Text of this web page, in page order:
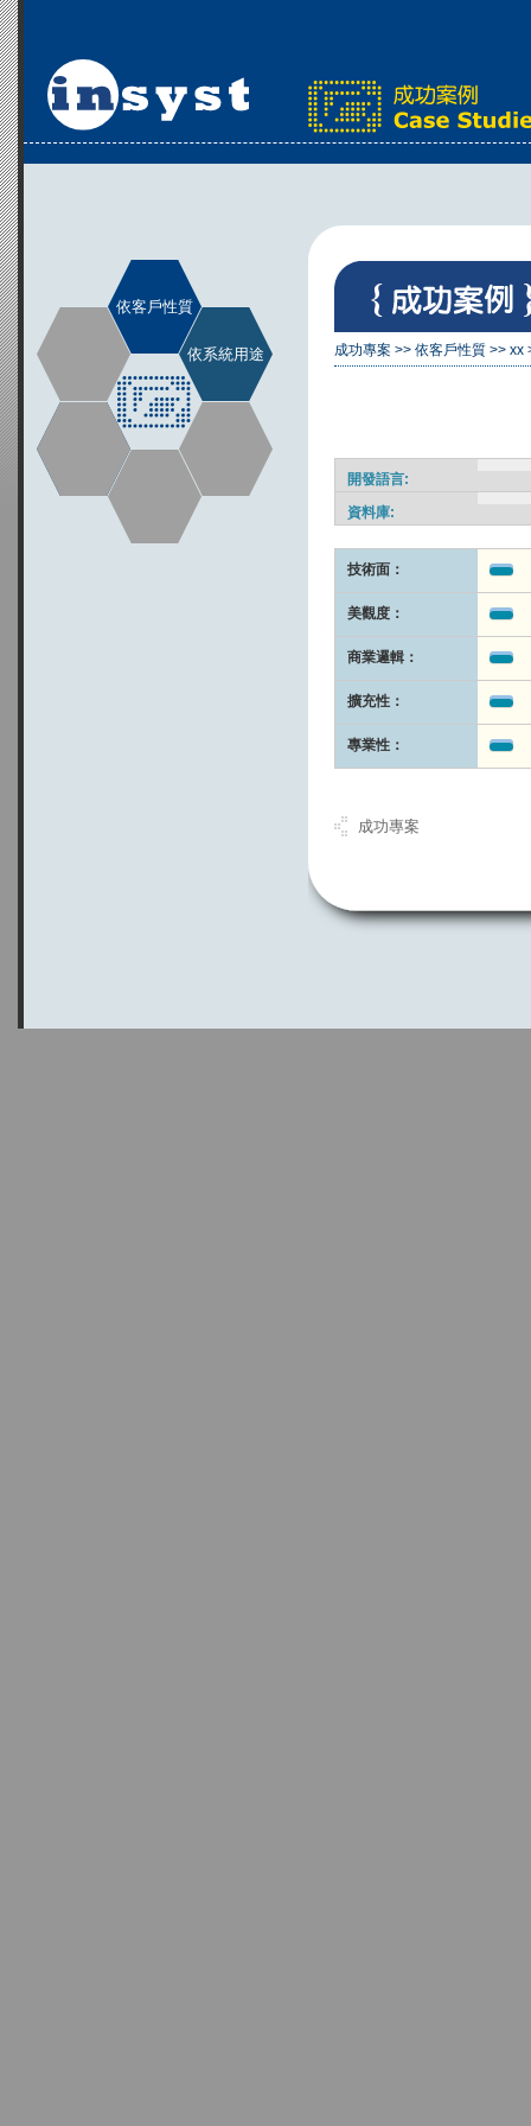
依客戶性質
依系統用途 成功專案 >> 依客戶性質 >> xx
開發語言:
資料庫:
技術面：
美觀度：
商業邏輯：
擴充性：
專業性：
成功專案